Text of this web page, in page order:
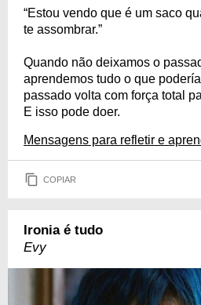
“Estou vendo que é um saco
te assombrar.”
Quando não deixamos o
aprendemos tudo o que
passado volta com força total
E isso pode doer.
Mensagens para refletir e
COPIAR
Ironia é tudo
Evy